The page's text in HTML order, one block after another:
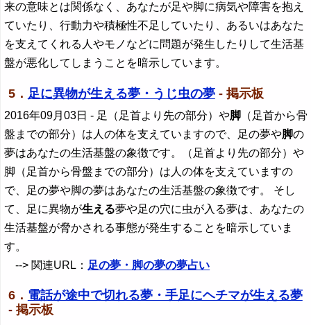
来の意味とは関係なく、あなたが足や脚に病気や障害を抱え
ていたり、行動力や積極性不足していたり、あるいはあなた
を支えてくれる人やモノなどに問題が発生したりして生活基
盤が悪化してしまうことを暗示しています。
5． 足に異物が生える夢・うじ虫の夢- 掲示板
2016年09月03日 - 足（足首より先の部分）や脚 （足首から骨
盤までの部分）は人の体を支えていますので、足の夢や脚の
夢はあなたの生活基盤の象徴です。（足首より先の部分）や
脚（足首から骨盤までの部分）は人の体を支えていますの
で、足の夢や脚の夢はあなたの生活基盤の象徴です。 そし
て、足に異物が生える夢や足の穴に虫が入る夢は、あなたの
生活基盤が脅かされる事態が発生することを暗示していま
す。
--> 関連URL： 足の夢・脚の夢の夢占い
6． 電話が途中で切れる夢・手足にヘチマが生える夢
- 掲示板